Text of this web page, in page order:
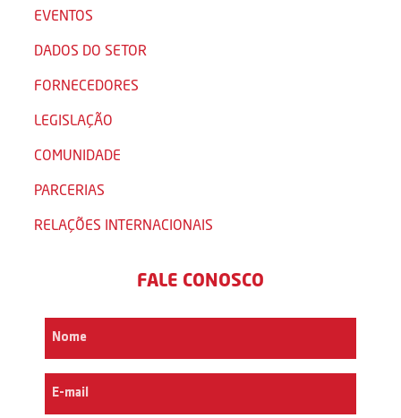
EVENTOS
DADOS DO SETOR
FORNECEDORES
LEGISLAÇÃO
COMUNIDADE
PARCERIAS
RELAÇÕES INTERNACIONAIS
FALE CONOSCO